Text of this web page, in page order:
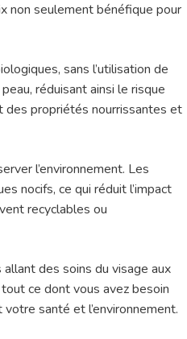
non seulement bénéfique pour
sans l’utilisation de
réduisant ainsi le risque
des propriétés nourrissantes et
l’environnement. Les
nocifs, ce qui réduit l’impact
recyclables ou
des soins du visage aux
ce dont vous avez besoin
santé et l’environnement.